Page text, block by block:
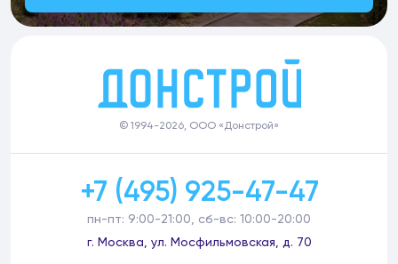
© 1994-2026, ООО «Донстрой»
+7 (495) 925-47-47
пн-пт: 9:00-21:00, сб-вс: 10:00-20:00
г. Москва, ул. Мосфильмовская, д. 70